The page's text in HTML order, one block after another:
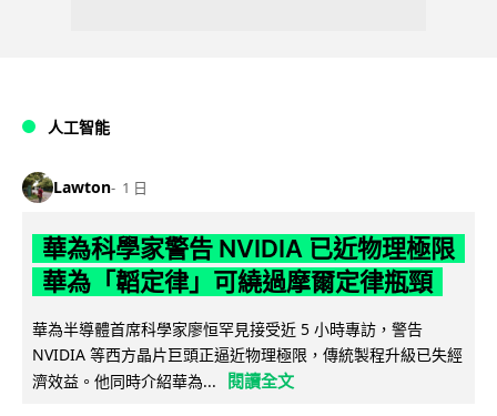
人工智能
Lawton 1 日
華為科學家警告 NVIDIA 已近物理極限
華為「韜定律」可繞過摩爾定律瓶頸
華為半導體首席科學家廖恒罕見接受近 5 小時專訪，警告
NVIDIA 等西方晶片巨頭正逼近物理極限，傳統製程升級已失經
濟效益。他同時介紹華為...
閱讀全文